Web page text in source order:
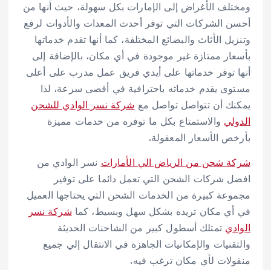
ومختلف الأغراض إلى الإمارات بكل سهولة، حيث أنها من
أحسن الشركات التي توفر أحدث المعدات والأدوات لرفع
وتنزيل الأثاث والبضائع المختلفة، كما أنها تقدم خدماتها
بأسعار ممتازة غير موجودة في أي مكان، بالإضافة إلى
أنها توفر خدماتها على أيدي فريق عمل مدرب على أعلى
مستوى يقدم خدماته باحترافية في أقصى سرعة، لذا
يمكنك أن تتواصل تواصل مع شركة نسر الوادي للشحن
الدولي والاستمتاع بكل ما توفره من خدمات مميزة
بأرخص الأسعار المعقولة.
شركة شحن من الرياض الي الأمارات نسر الوادي من
افضل شركات الشحن التي تعمل دائما على توفير
مجموعة كبيرة من الخدمات الشحن التي يحتاجها العميل
في أي مكان تريده بشكل سهل وبسيط، كما شركة نسر
الوادي تمتلك أسطول كبير من الشاحنات الحديثة
والتقنيات والإمكانيات الجاهزة في الانتقال إلي جميع
منقولات لأي مكان ترغب فيه.